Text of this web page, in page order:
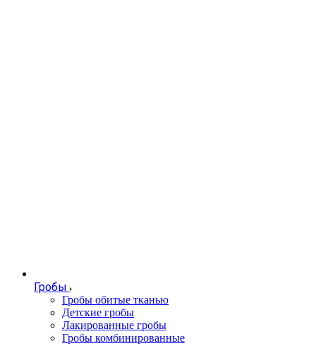
Гробы
Гробы обитые тканью
Детские гробы
Лакированные гробы
Гробы комбинированные